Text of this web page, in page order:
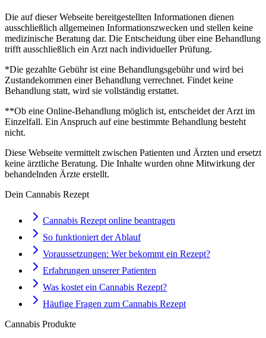
Die auf dieser Webseite bereitgestellten Informationen dienen
ausschließlich allgemeinen Informationszwecken und stellen keine
medizinische Beratung dar. Die Entscheidung über eine Behandlung
trifft ausschließlich ein Arzt nach individueller Prüfung.
*Die gezahlte Gebühr ist eine Behandlungsgebühr und wird bei
Zustandekommen einer Behandlung verrechnet. Findet keine
Behandlung statt, wird sie vollständig erstattet.
**Ob eine Online-Behandlung möglich ist, entscheidet der Arzt im
Einzelfall. Ein Anspruch auf eine bestimmte Behandlung besteht
nicht.
Diese Webseite vermittelt zwischen Patienten und Ärzten und ersetzt
keine ärztliche Beratung. Die Inhalte wurden ohne Mitwirkung der
behandelnden Ärzte erstellt.
Dein Cannabis Rezept
Cannabis Rezept online beantragen
So funktioniert der Ablauf
Voraussetzungen: Wer bekommt ein Rezept?
Erfahrungen unserer Patienten
Was kostet ein Cannabis Rezept?
Häufige Fragen zum Cannabis Rezept
Cannabis Produkte